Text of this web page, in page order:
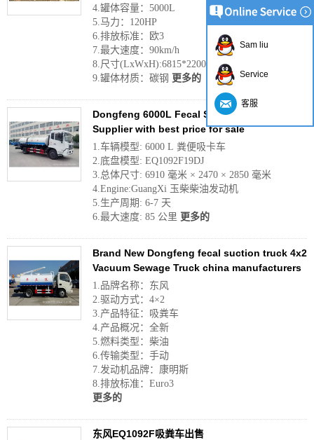
4.罐体容量：5000L
5.马力：120HP
6.排放标准：欧3
7.最大速度：90km/h
8.尺寸(LxWxH):6815*2200*2800mm
9.罐体材质：碳钢 更多的
Dongfeng 6000L Fecal Suction Truck China
Supplier with best price for sale
1.车辆模型: 6000 L 粪便吸卡车
2.底盘模型: EQ1092F19DJ
3.总体尺寸: 6910 毫米 × 2470 × 2850 毫米
4.Engine:GuangXi 玉柴柴油发动机
5.生产周期: 6-7 天
6.最大速度: 85 公里 更多的
Brand New Dongfeng fecal suction truck 4x2
Vacuum Sewage Truck china manufacturers
1.品牌名称：东风
2.驱动方式：4×2
3.产品特征：吸粪车
4.产品概况：全新
5.燃料类型：柴油
6.传输类型：手动
7.发动机品牌：康明斯
8.排放标准：Euro3
更多的
东风EQ1092F吸粪车出售
Sam liu
Service
客服